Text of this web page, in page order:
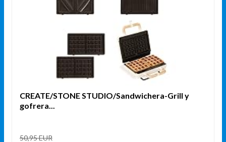
CREATE/STONE STUDIO/Sandwichera-Grill y
gofrera...
50,95 EUR